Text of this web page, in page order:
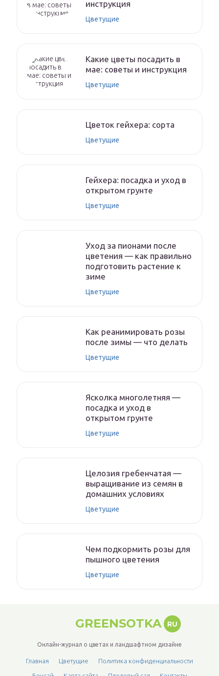
инструкция
Цветущие
Какие цветы посадить в
мае: советы и инструкция
Цветущие
Цветок гейхера: сорта
Цветущие
Гейхера: посадка и уход в
открытом грунте
Цветущие
Уход за пионами после
цветения — как правильно
подготовить растение к
зиме
Цветущие
Как реанимировать розы
после зимы — что делать
Цветущие
Ясколка многолетняя —
посадка и уход в
открытом грунте
Цветущие
Целозия гребенчатая —
выращивание из семян в
домашних условиях
Цветущие
Чем подкормить розы для
пышного цветения
Цветущие
GREENSOTKA RU
Онлайн-журнал о цветах и ландшафтном дизайне
Главная Цветущие Политика конфиденциальности